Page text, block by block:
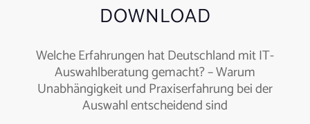
DOWNLOAD
Welche Erfahrungen hat Deutschland mit IT-
Auswahlberatung gemacht? – Warum
Unabhängigkeit und Praxiserfahrung bei der
Auswahl entscheidend sind